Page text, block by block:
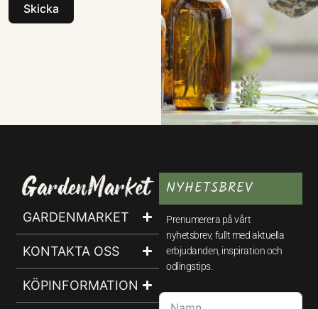
Skicka
GARDENMARKET
KONTAKTA OSS
KÖPINFORMATION
NYHETSBREV
Prenumerera på vårt
nyhetsbrev, fullt med aktuella
erbjudanden, inspiration och
odlingstips.